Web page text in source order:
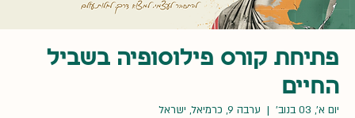
פתיחת קורס פילוסופיה בשביל
החיים
יום א׳, 03 בנוב׳
  |
ערבה 9, כרמיאל, ישראל